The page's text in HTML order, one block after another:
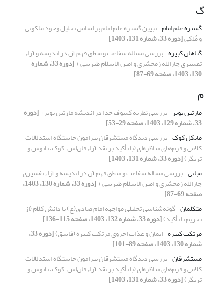
گ
گستره علم امام تبیین گستره علم امام بر اساس تحلیل وجود ملکوتی
و مُلکی[دوره 33، شماره 131، 1403]
گناهان کبیره بررسی مساله شفاعت و منطق فهم آن در اندیشه و آراء
تفسیری جارالله زمخشری و امین الاسلام طبرسی + [دوره 33، شماره
130، 1403، صفحه 69-87]
م
مارتین بوبر بررسی نظریه کسوف خدا در اندیشه مارتین بوبر+[دوره
33، شماره 129، 1403، صفحه 29-53]
مایکل کوک بررسی دیدگاه مستشرقان پیرامون خاستگاه استدلالات
کلامی و فرم‌های مناظره‌ای (با تأکید بر نقد آراء فان‌اِس، کوک، تانوس و
تریگر)[دوره 33، شماره 131، 1403]
مبانی بررسی مساله شفاعت و منطق فهم آن در اندیشه و آراء تفسیری
جارالله زمخشری و امین الاسلام طبرسی + [دوره 33، شماره 130، 1403،
صفحه 69-87]
متکلمان گونه‌شناسی تحلیلی مواجهه امام صادق(ع) با دانش کلام (از
تحریم تا تأکید)[دوره 33، شماره 132، 1403، صفحه 115-136]
مرتکب کبیره ایمان و عذاب اخروی مرتکب کبیره (فاسق) [دوره 33،
شماره 130، 1403، صفحه 89-101]
مستشرقان بررسی دیدگاه مستشرقان پیرامون خاستگاه استدلالات
کلامی و فرم‌های مناظره‌ای (با تأکید بر نقد آراء فان‌اِس، کوک، تانوس و
تریگر)[دوره 33، شماره 131، 1403]